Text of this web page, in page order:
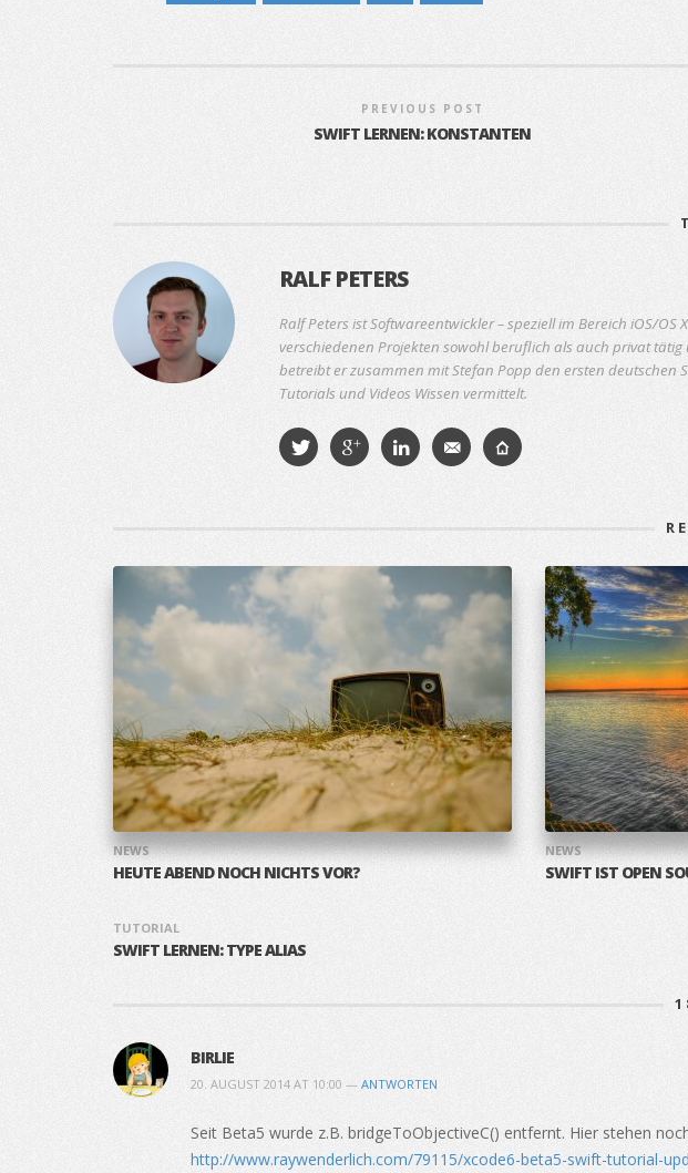
PREVIOUS POST
SWIFT LERNEN: KONSTANTEN
RALF PETERS
Ralf Peters ist Softwareentwickler – speziell im Bereich iOS/
verschiedenen Projekten sowohl beruflich als auch privat
betreibt er zusammen mit Stefan Popp den ersten deutschen
Tutorials und Videos Wissen vermittelt.
NEWS
HEUTE ABEND NOCH NICHTS VOR?
NEWS
SWIFT IST OPEN
TUTORIAL
SWIFT LERNEN: TYPE ALIAS
BIRLIE
20. AUGUST 2014 AT 10:00 — ANTWORTEN
Seit Beta5 wurde z.B. bridgeToObjectiveC() entfernt. Hier stehen
http://www.raywenderlich.com/79115/xcode6-beta5-swift-tutorial-